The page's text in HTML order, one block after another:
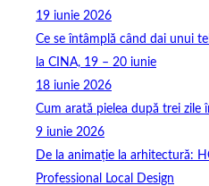
19 iunie 2026
Ce se întâmplă când dai unui
la CINA, 19 – 20 iunie
18 iunie 2026
Cum arată pielea după trei zile
9 iunie 2026
De la animație la arhitectură:
Professional Local Design